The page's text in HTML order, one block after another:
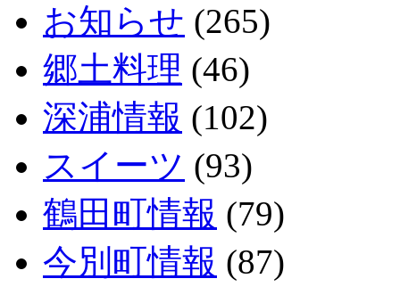
お知らせ (265)
郷土料理 (46)
深浦情報 (102)
スイーツ (93)
鶴田町情報 (79)
今別町情報 (87)